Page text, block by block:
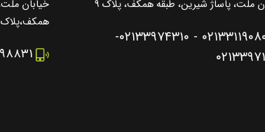
ملت، پاساژ شیرین، طبقه همکف، پلاک ۹
- ۰۲۱۳۳۹۷۴۳۱۰-
خیابان
همکف،پلاک ۸